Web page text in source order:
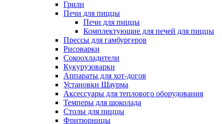
Грили
Печи для пиццы
Печи для пиццы
Комплектующие для печей для пиццы
Прессы для гамбургеров
Рисоварки
Сокоохладители
Кукурузоварки
Аппараты для хот-догов
Установки Шаурма
Аксессуары для теплового оборудования
Темперы для шоколада
Столы для пиццы
Фритюрницы